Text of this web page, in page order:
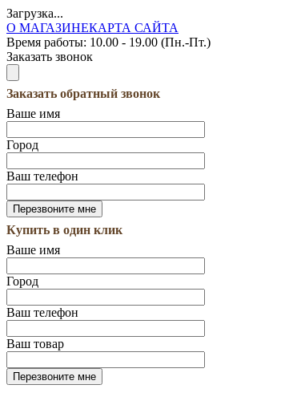
Загрузка...
О МАГАЗИНЕКАРТА САЙТА
Время работы: 10.00 - 19.00 (Пн.-Пт.)
Заказать звонок
Заказать обратный звонок
Ваше имя
Город
Ваш телефон
Купить в один клик
Ваше имя
Город
Ваш телефон
Ваш товар